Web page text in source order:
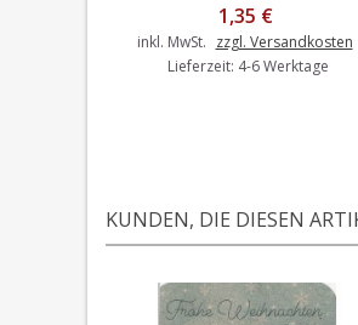
1,35 €
inkl. MwSt. zzgl. Versandkosten
Lieferzeit: 4-6 Werktage
KUNDEN, DIE DIESEN